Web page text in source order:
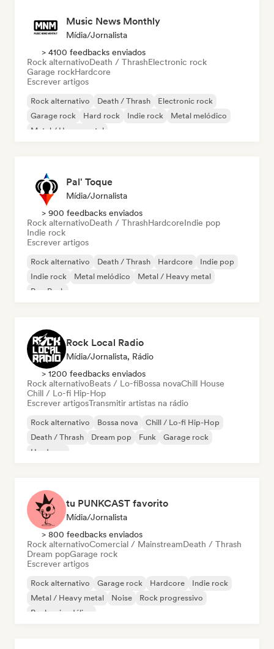
Music News Monthly
Mídia/Jornalista
> 4100 feedbacks enviados
Rock alternativoDeath / ThrashElectronic rock
Garage rockHardcore
Escrever artigos
Rock alternativo Death / Thrash
Electronic rock
Garage rock
Hard rock Indie rock
Metal melódico
Metal / Heavy metal
Pal' Toque
Mídia/Jornalista
> 900 feedbacks enviados
Rock alternativoDeath / ThrashHardcoreIndie pop
Indie rock
Escrever artigos
Rock alternativo Death / Thrash Hardcore
Indie pop
Indie rock
Metal melódico
Metal / Heavy metal
Pop Punk
Rock Local Radio
Mídia/Jornalista, Rádio
> 1200 feedbacks enviados
Rock alternativoBeats / Lo-fiBossa novaChill House
Chill / Lo-fi Hip-Hop
Escrever artigosTransmitir artistas na rádio
Rock alternativo Bossa nova
Chill / Lo-fi Hip-Hop
Death / Thrash
Dream pop Funk
Garage rock
Hardcore
tu PUNKCAST favorito
Mídia/Jornalista
> 800 feedbacks enviados
Rock alternativoComercial / MainstreamDeath / Thrash
Dream popGarage rock
Escrever artigos
Rock alternativo Garage rock Hardcore
Indie rock
Metal / Heavy metal
Noise
Rock progressivo
Rock psicodélico